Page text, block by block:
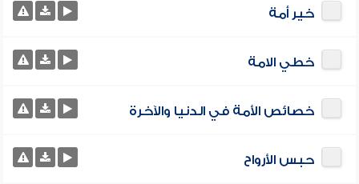
خير أمة
خطي الامة
خصائص الأمة في الدنيا والآخرة
حبس الأرواح